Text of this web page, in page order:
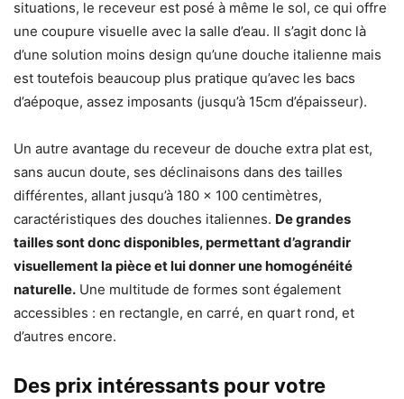
situations, le receveur est posé à même le sol, ce qui offre
une coupure visuelle avec la salle d’eau. Il s’agit donc là
d’une solution moins design qu’une douche italienne mais
est toutefois beaucoup plus pratique qu’avec les bacs
d’aépoque, assez imposants (jusqu’à 15cm d’épaisseur).
Un autre avantage du receveur de douche extra plat est,
sans aucun doute, ses déclinaisons dans des tailles
différentes, allant jusqu’à 180 x 100 centimètres,
caractéristiques des douches italiennes. De grandes
tailles sont donc disponibles, permettant d’agrandir
visuellement la pièce et lui donner une homogénéité
naturelle. Une multitude de formes sont également
accessibles : en rectangle, en carré, en quart rond, et
d’autres encore.
Des prix intéressants pour votre